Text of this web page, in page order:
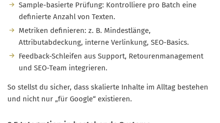
Sample-basierte Prüfung: Kontrolliere pro Batch eine
definierte Anzahl von Texten.
Metriken definieren: z. B. Mindestlänge,
Attributabdeckung, interne Verlinkung, SEO-Basics.
Feedback-Schleifen aus Support, Retourenmanagement
und SEO-Team integrieren.
So stellst du sicher, dass skalierte Inhalte im Alltag bestehen
und nicht nur „für Google“ existieren.